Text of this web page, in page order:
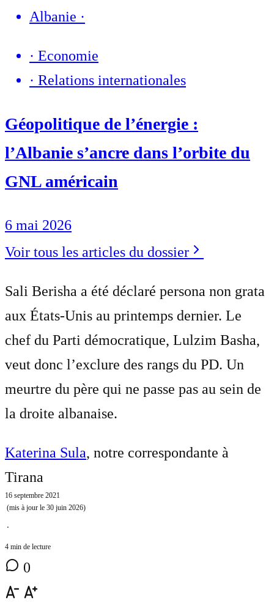
Albanie ·
· Economie
· Relations internationales
Géopolitique de l’énergie :
l’Albanie s’ancre dans l’orbite du
GNL américain
6 mai 2026
Voir tous les articles du dossier
Sali Berisha a été déclaré persona non grata
aux États-Unis au printemps dernier. Le
chef du Parti démocratique, Lulzim Basha,
veut donc l’exclure des rangs du PD. Un
meurtre du père qui ne passe pas au sein de
la droite albanaise.
Katerina Sula, notre correspondante à
Tirana
16 septembre 2021
(mis à jour le 30 juin 2026)
⋅
4 min de lecture
0